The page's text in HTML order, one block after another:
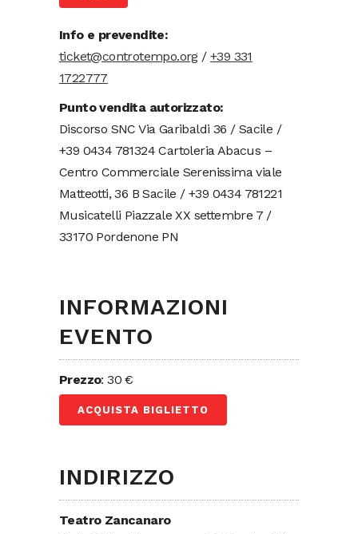
Info e prevendite:
ticket@controtempo.org/+39 331
1722777
Punto vendita autorizzato:
Discorso SNC Via Garibaldi 36 / Sacile /
+39 0434 781324 Cartoleria Abacus –
Centro Commerciale Serenissima viale
Matteotti, 36 B Sacile / +39 0434 781221
Musicatelli Piazzale XX settembre 7 /
33170 Pordenone PN
INFORMAZIONI
EVENTO
Prezzo: 30 €
ACQUISTA BIGLIETTO
INDIRIZZO
Teatro Zancanaro